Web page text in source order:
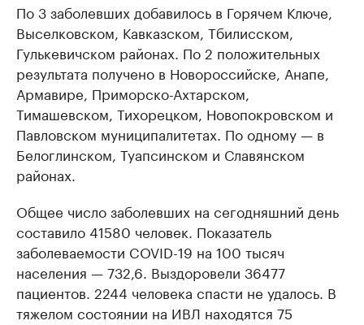
По 3 заболевших добавилось в Горячем Ключе,
Выселковском, Кавказском, Тбилисском,
Гулькевичском районах. По 2 положительных
результата получено в Новороссийске, Анапе,
Армавире, Приморско-Ахтарском,
Тимашевском, Тихорецком, Новопокровском и
Павловском муниципалитетах. По одному — в
Белоглинском, Туапсинском и Славянском
районах.
Общее число заболевших на сегодняшний день
составило 41580 человек. Показатель
заболеваемости COVID-19 на 100 тысяч
населения — 732,6. Выздоровели 36477
пациентов. 2244 человека спасти не удалось. В
тяжелом состоянии на ИВЛ находятся 75